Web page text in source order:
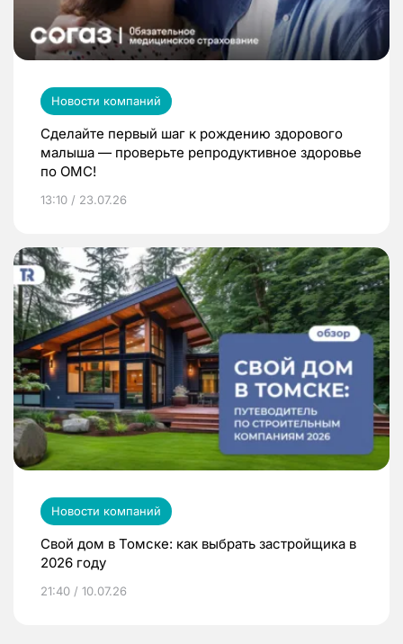
Новости компаний
Сделайте первый шаг к рождению здорового
малыша — проверьте репродуктивное здоровье
по ОМС!
13:10 / 23.07.26
Новости компаний
Свой дом в Томске: как выбрать застройщика в
2026 году
21:40 / 10.07.26